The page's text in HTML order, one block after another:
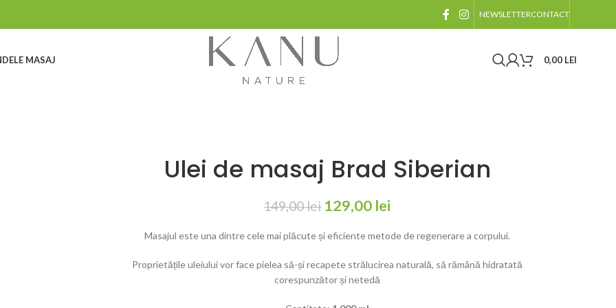
NEWSLETTERCONTACT
MASAJ 0,00 LEI
Ulei de masaj Brad Siberian
149,00lei 129,00 lei
Masajul este una dintre cele mai plăcute și eficiente metode de regenerare a corpului.
Proprietățile uleiului vor face pielea să-și recapete strălucirea naturală, să rămână hidratată
corespunzător și netedă